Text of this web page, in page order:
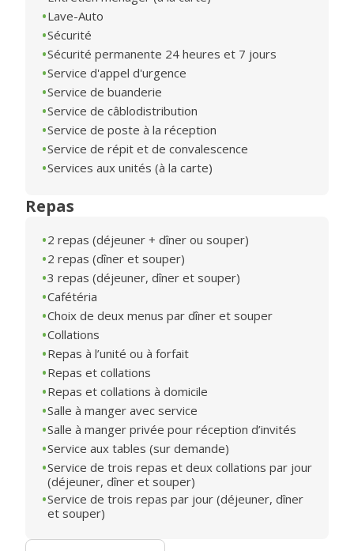
Lave-Auto
Sécurité
Sécurité permanente 24 heures et 7 jours
Service d'appel d'urgence
Service de buanderie
Service de câblodistribution
Service de poste à la réception
Service de répit et de convalescence
Services aux unités (à la carte)
Repas
2 repas (déjeuner + dîner ou souper)
2 repas (dîner et souper)
3 repas (déjeuner, dîner et souper)
Cafétéria
Choix de deux menus par dîner et souper
Collations
Repas à l’unité ou à forfait
Repas et collations
Repas et collations à domicile
Salle à manger avec service
Salle à manger privée pour réception d’invités
Service aux tables (sur demande)
Service de trois repas et deux collations par jour
(déjeuner, dîner et souper)
Service de trois repas par jour (déjeuner, dîner
et souper)